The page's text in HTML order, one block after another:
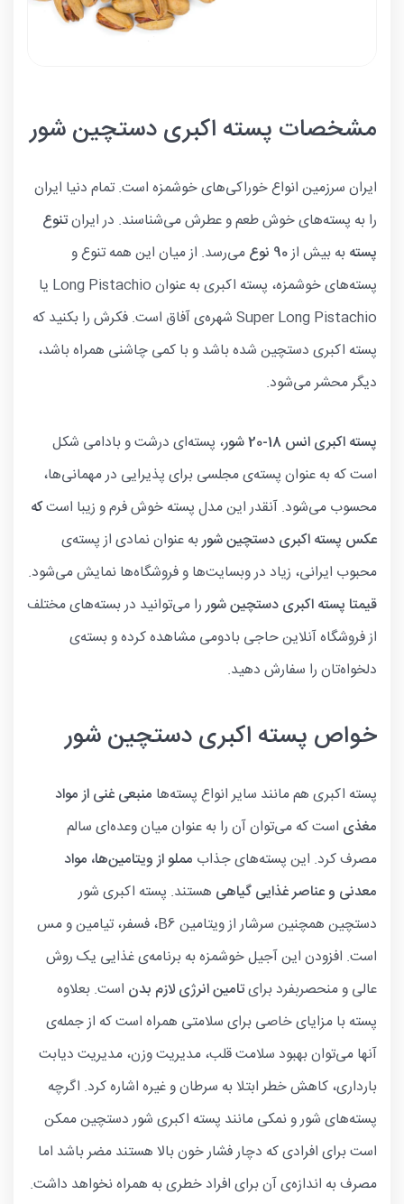
مشخصات پسته اکبری دستچین شور
ایران سرزمین انواع خوراکی‌های خوشمزه است. تمام دنیا ایران
را به پسته‌های خوش طعم و عطرش می‌شناسند. در ایرانتنوع
پستهبه بیش از90 نوع
می‌رسد. از میان این همه تنوع و
پسته‌های خوشمزه، پسته اکبری به عنوان Long Pistachio یا
Super Long Pistachio شهره‌ی آفاق است. فکرش را بکنید که
پسته اکبری دستچین شده باشد و با کمی چاشنی همراه باشد،
دیگر محشر می‌شود.
پسته اکبری انس 18-20 شور
، پسته‌ای درشت و بادامی شکل
است که به عنوان پسته‌ی مجلسی برای پذیرایی در مهمانی‌ها،
محسوب می‌شود. آنقدر این مدل پسته خوش فرم و زیبا استکه
عکس پسته اکبری دستچین شوربه عنوان نمادی از پسته‌ی
محبوب ایرانی، زیاد در وبسایت‌ها و فروشگاه‌ها نمایش می‌شود.
قیمتا پسته اکبری دستچین شوررا می‌توانید در بسته‌های مختلف
از فروشگاه آنلاین حاجی بادومی مشاهده کرده و بسته‌ی
دلخواه‌تان را سفارش دهید.
خواص پسته اکبری دستچین شور
پسته اکبری هم مانند سایر انواع پسته‌ها منبعی غنی از مواد
مغذی است که می‌توان آن را به عنوان میان وعده‌ای سالم
مصرف کرد. این پسته‌های جذاب مملو از ویتامین‌ها، مواد
معدنی و عناصر غذایی گیاهی هستند. پسته اکبری شور
دستچین همچنین سرشار از ویتامین B6، فسفر، تیامین و مس
است. افزودن این آجیل خوشمزه به برنامه‌ی غذایی یک روش
عالی و منحصربفرد برایتامین انرژی لازم بدن است. بعلاوه
پسته با مزایای خاصی برای سلامتی همراه است که از جمله‌ی
آنها می‌توان بهبود سلامت قلب، مدیریت وزن، مدیریت دیابت
بارداری، کاهش خطر ابتلا به سرطان و غیره اشاره کرد. اگرچه
پسته‌های شور و نمکی مانند پسته اکبری شور دستچین ممکن
است برای افرادی که دچار فشار خون بالا هستند مضر باشد اما
مصرف به اندازه‌ی آن برای افراد خطری به همراه نخواهد داشت.